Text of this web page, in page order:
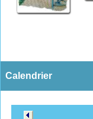
Calendrier